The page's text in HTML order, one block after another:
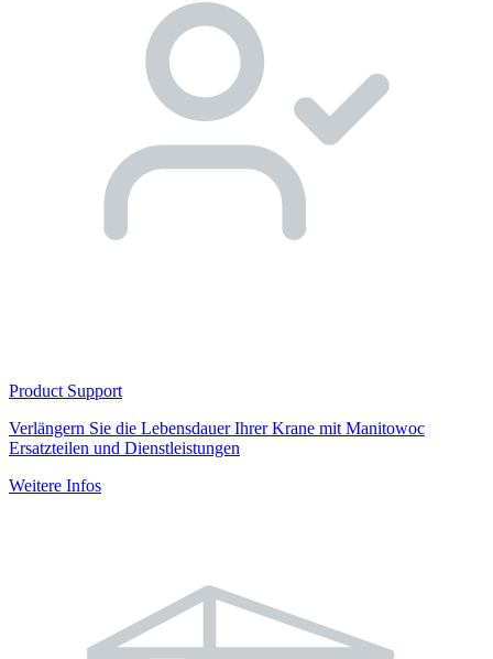
Product Support
Verlängern Sie die Lebensdauer Ihrer Krane mit Manitowoc
Ersatzteilen und Dienstleistungen
Weitere Infos